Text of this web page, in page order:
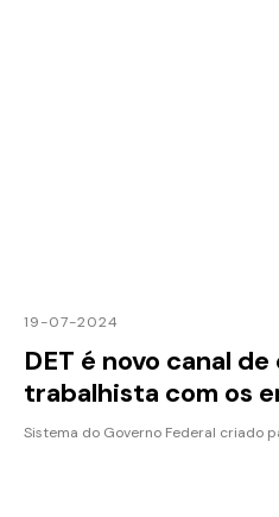
19-07-2024
DET é novo canal
trabalhista com os
Sistema do Governo Federal criado